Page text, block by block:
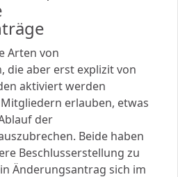
Arten von
die aber erst explizit von
aktiviert werden
erlauben, etwas
der
Beide haben
Beschlusserstellung zu
Änderungsantrag sich im